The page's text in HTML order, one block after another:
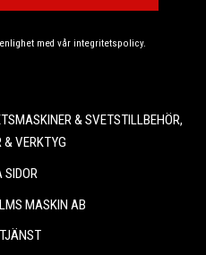
med vår integritetspolicy.
& SVETSTILLBEHÖR,
& VERKTYG
SIDOR
MASKIN AB